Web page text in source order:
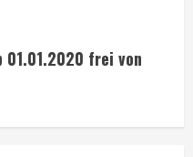
01.01.2020 frei von